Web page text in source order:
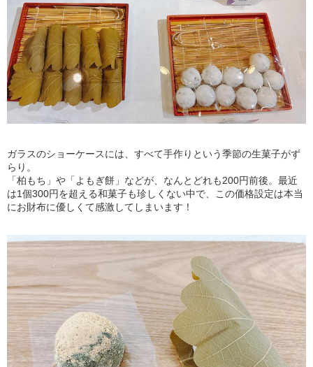
ガラスのショーケースには、すべて手作りという季節の生菓子がず
らり。
「柏もち」や「よもぎ餅」などが、なんとどれも200円前後。最近
は1個300円を超える和菓子も珍しくない中で、この価格設定は本当
にお財布に優しくて感激してしまいます！